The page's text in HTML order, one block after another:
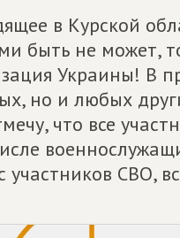
в Курской
быть не может,
Украины! В
но и любых
что все
участников СВО,